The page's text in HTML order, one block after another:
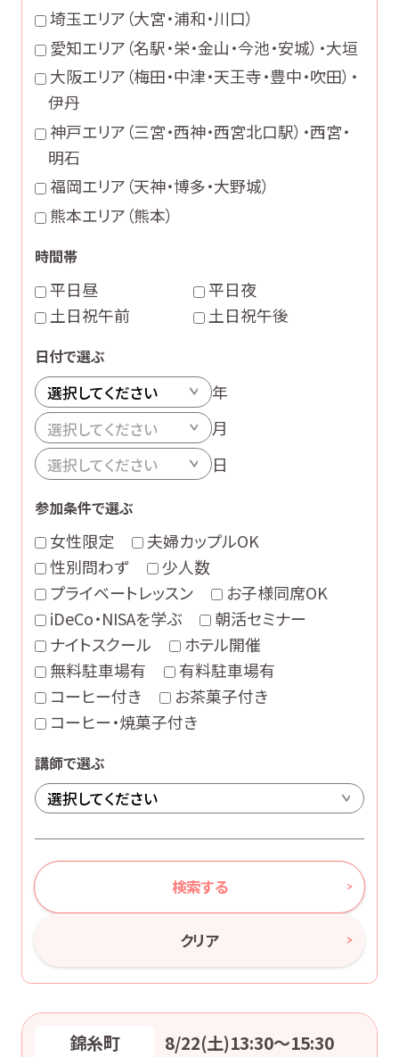
埼玉エリア（大宮・浦和・川口）
愛知エリア（名駅・栄・金山・今池・安城）・大垣
大阪エリア（梅田・中津・天王寺・豊中・吹田）・
伊丹
神戸エリア（三宮・西神・西宮北口駅）・西宮・
明石
福岡エリア（天神・博多・大野城）
熊本エリア（熊本）
時間帯
平日昼
平日夜
土日祝午前
土日祝午後
日付で選ぶ
年
月
日
参加条件で選ぶ
女性限定
夫婦カップルOK
性別問わず
少人数
プライベートレッスン
お子様同席OK
iDeCo・NISAを学ぶ
朝活セミナー
ナイトスクール
ホテル開催
無料駐車場有
有料駐車場有
コーヒー付き
お茶菓子付き
コーヒー・焼菓子付き
講師で選ぶ
検索する
クリア
錦糸町 8/22(土)13:30〜15:30